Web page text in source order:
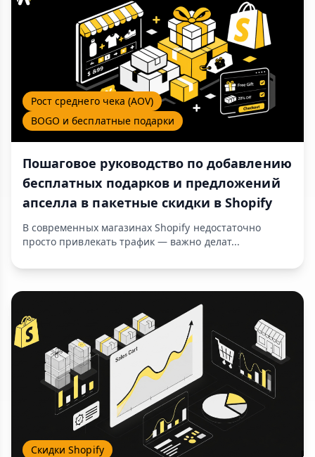
Рост среднего чека (AOV)
BOGO и бесплатные подарки
Пошаговое руководство по добавлению
бесплатных подарков и предложений
апселла в пакетные скидки в Shopify
В современных магазинах Shopify недостаточно
просто привлекать трафик — важно делат...
Скидки Shopify